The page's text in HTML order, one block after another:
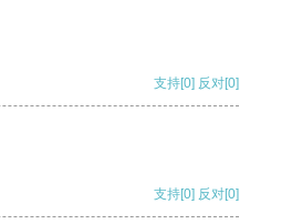
支持[0] 反对[0]
支持[0] 反对[0]